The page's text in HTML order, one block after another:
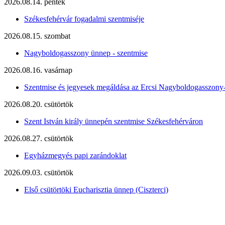
2026.08.14. péntek
Székesfehérvár fogadalmi szentmiséje
2026.08.15. szombat
Nagyboldogasszony ünnep - szentmise
2026.08.16. vasárnap
Szentmise és jegyesek megáldása az Ercsi
2026.08.20. csütörtök
Szent István király ünnepén szentmise Székesfehérváron
2026.08.27. csütörtök
Egyházmegyés papi zarándoklat
2026.09.03. csütörtök
Első csütörtöki Eucharisztia ünnep (Ciszterci)